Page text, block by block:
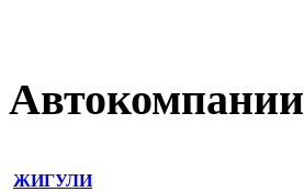
Автокомпании
ЖИГУЛИ